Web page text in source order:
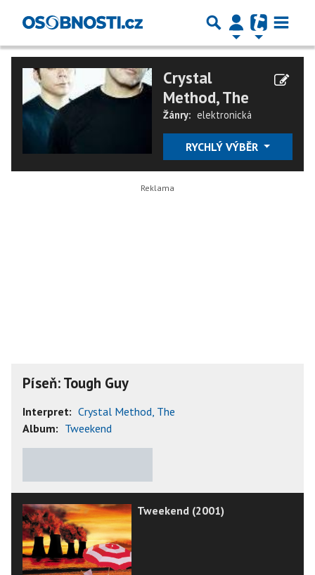
Crystal
Method, The
Žánry: elektronická
RYCHLÝ VÝBĚR
Píseň: Tough Guy
Interpret: Crystal Method, The
Album: Tweekend
Tweekend (2001)